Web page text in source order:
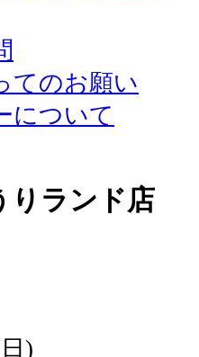
てのお願い
について
りランド店
)